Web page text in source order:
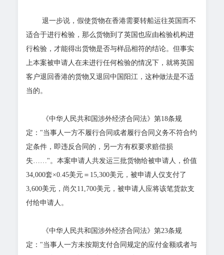
退一步说，假使货物在香港需要转船运往英国而不
适合于进行检验，那么货物到了英国也应由检验机构进
行检验，才能得出货物是否与样品相符的结论。但事实
上本案被申请人在未进行任何检验的情况下，就将英国
客户退回香港的货物又退回中国阳江，这种做法是不适
当的。
《中华人民共和国涉外经济合同法》第18条规
定："当事人一方不履行合同或者履行合同义务不符合约
定条件，即违反合同的，另一方有权要求赔偿损
失……"。本案申请人共发运三批货物给被申请人，价值
34,000套×0.45美元＝15,300美元，被申请人仅支付了
3,600美元，尚欠11,700美元，被申请人应将该笔货款支
付给申请人。
《中华人民共和国涉外经济合同法》第23条规
定："当事人一方未按期支付合同规定的应付金额或者与